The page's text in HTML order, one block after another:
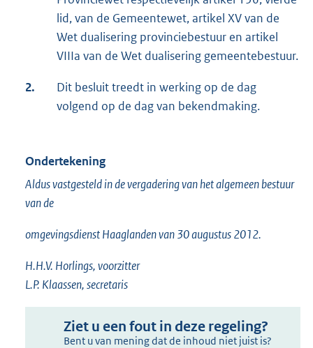
lid, van de Gemeentewet, artikel XV van de
Wet dualisering provinciebestuur en artikel
VIIIa van de Wet dualisering gemeentebestuur.
2.
Dit besluit treedt in werking op de dag
volgend op de dag van bekendmaking.
Ondertekening
Aldus vastgesteld in de vergadering van het algemeen bestuur
van de
omgevingsdienst Haaglanden van 30 augustus 2012.
H.H.V. Horlings, voorzitter
L.P. Klaassen, secretaris
Ziet u een fout in deze regeling?
Bent u van mening dat de inhoud niet juist is?